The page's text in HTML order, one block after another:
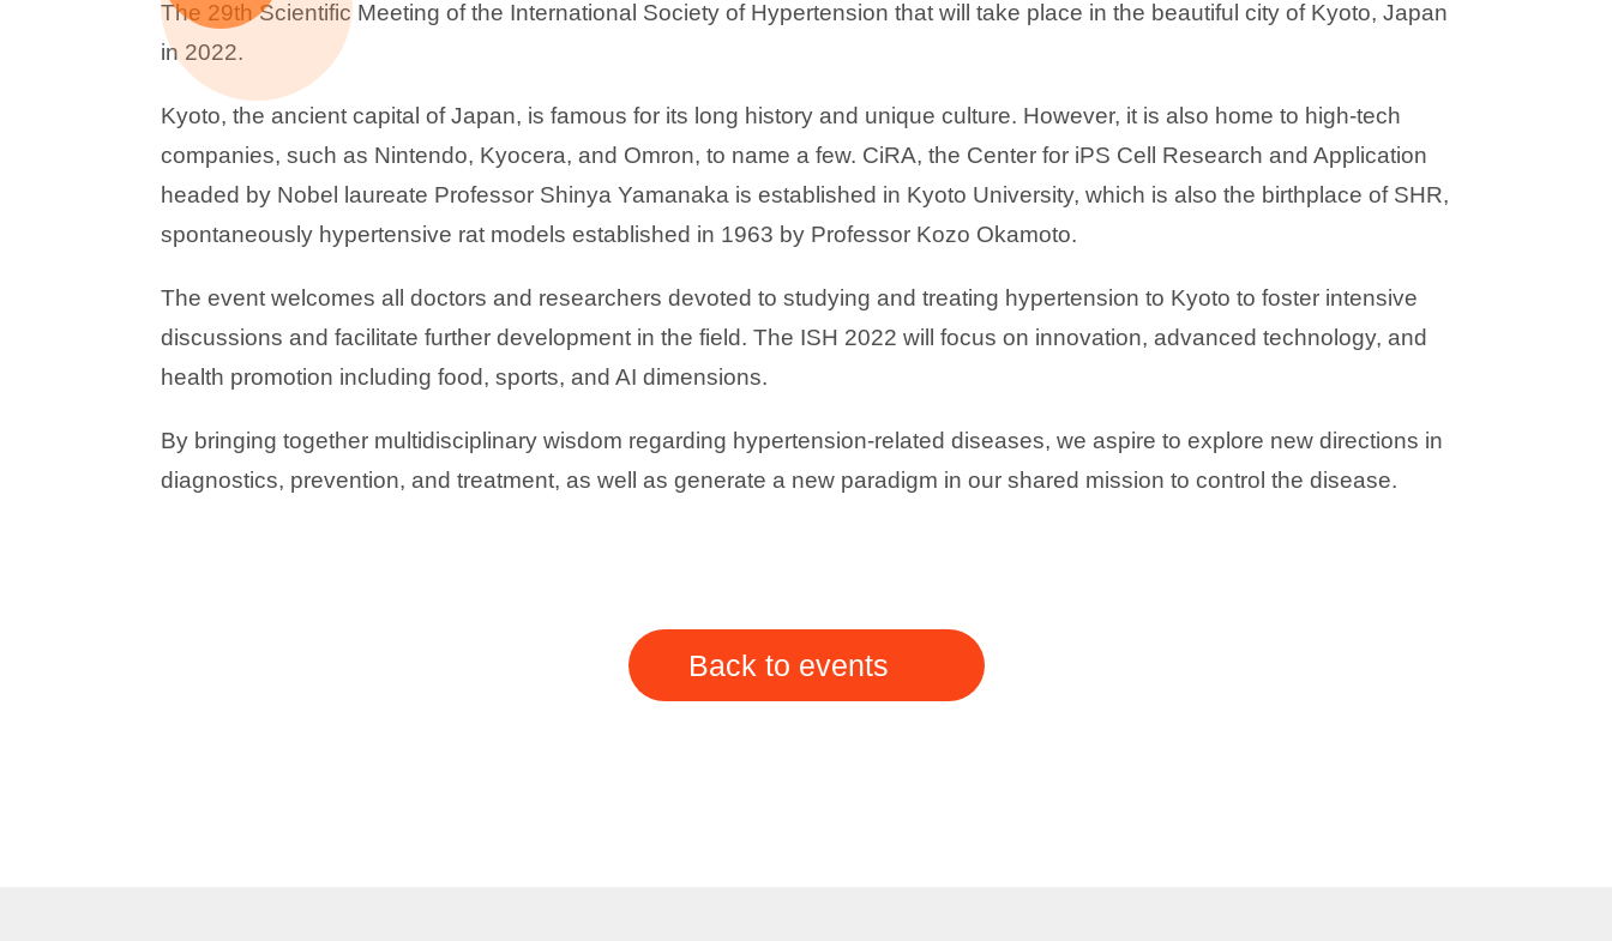
The 29th Scientific Meeting of the International Society of Hypertension that will take place in the beautiful city of Kyoto, Japan
in 2022.
Kyoto, the ancient capital of Japan, is famous for its long history and unique culture. However, it is also home to high-tech
companies, such as Nintendo, Kyocera, and Omron, to name a few. CiRA, the Center for iPS Cell Research and Application
headed by Nobel laureate Professor Shinya Yamanaka is established in Kyoto University, which is also the birthplace of SHR,
spontaneously hypertensive rat models established in 1963 by Professor Kozo Okamoto.
The event welcomes all doctors and researchers devoted to studying and treating hypertension to Kyoto to foster intensive
discussions and facilitate further development in the field. The ISH 2022 will focus on innovation, advanced technology, and
health promotion including food, sports, and AI dimensions.
By bringing together multidisciplinary wisdom regarding hypertension-related diseases, we aspire to explore new directions in
diagnostics, prevention, and treatment, as well as generate a new paradigm in our shared mission to control the disease.
Back to events